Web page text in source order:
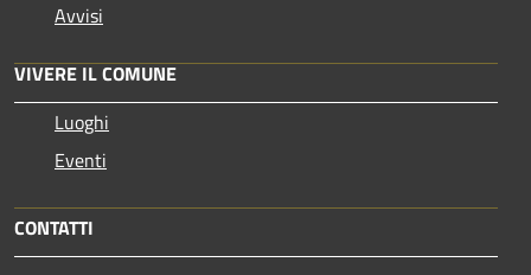
Avvisi
VIVERE IL COMUNE
Luoghi
Eventi
CONTATTI